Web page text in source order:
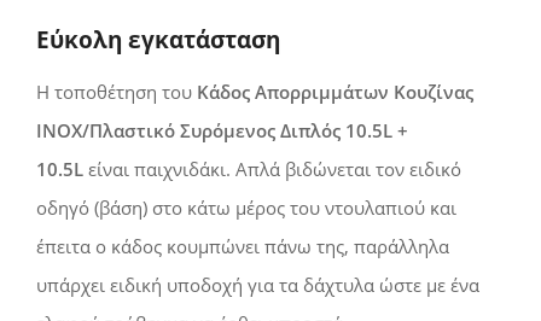
Εύκολη εγκατάσταση
Η τοποθέτηση του Κάδος Απορριμμάτων Κουζίνας
INOX/Πλαστικό Συρόμενος Διπλός 10.5L +
10.5L είναι παιχνιδάκι. Απλά βιδώνεται τον ειδικό
οδηγό (βάση) στο κάτω μέρος του ντουλαπιού και
έπειτα ο κάδος κουμπώνει πάνω της, παράλληλα
υπάρχει ειδική υποδοχή για τα δάχτυλα ώστε με ένα